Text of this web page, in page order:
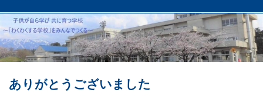
ありがとうございました